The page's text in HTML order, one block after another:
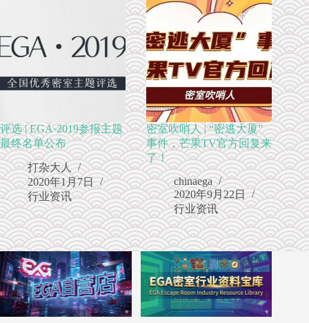
评选 | EGA·2019参报主题
最终名单公布
打杂大人
2020年1月7日
行业资讯
密室吹哨人 | “密逃大厦”
事件，​芒果TV官方回复来
了！
chinaega
2020年9月22日
行业资讯